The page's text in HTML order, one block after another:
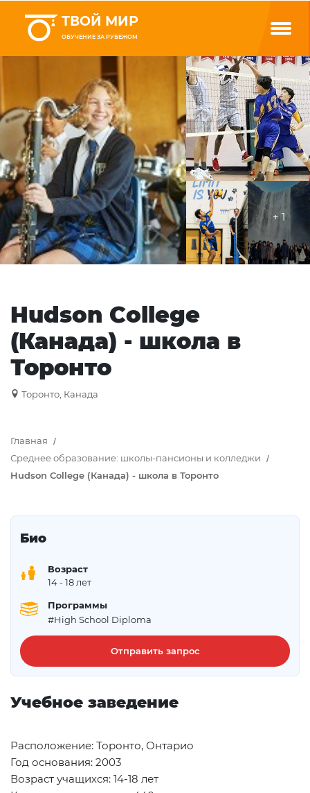
ТВОЙ МИР
ОБУЧЕНИЕ ЗА РУБЕЖОМ
+ 1
Hudson College
(Канада) - школа в
Торонто
Торонто, Канада
Главная
Среднее образование: школы-пансионы и колледжи
Hudson College (Канада) - школа в Торонто
Био
Возраст
14 - 18 лет
Программы
#High School Diploma
Отправить запрос
Учебное заведение
Расположение: Торонто, Онтарио
Год основания: 2003
Возраст учащихся: 14-18 лет